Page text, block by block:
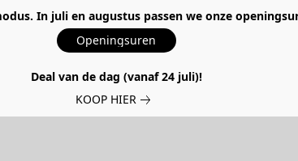
In juli en augustus passen we onze
Openingsuren
Deal van de dag (vanaf 24 juli)!
KOOP HIER